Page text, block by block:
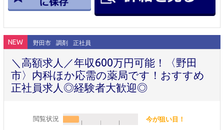
NEW 野田市 調剤 正社員
＼高額求人／年収600万円可能！〈野田
市〉内科ほか応需の薬局です！おすすめ
正社員求人◎経験者大歓迎◎
閲覧状況 今が狙い目！